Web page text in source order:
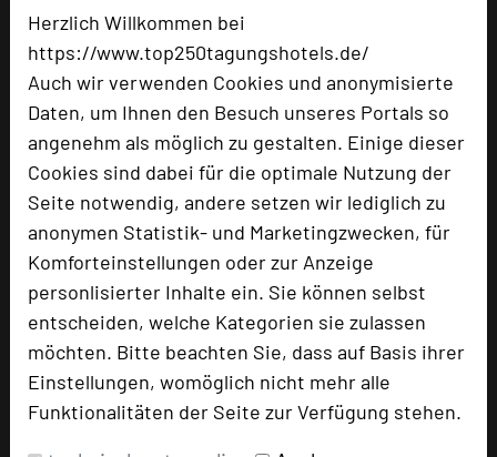
Herzlich Willkommen bei
https://www.top250tagungshotels.de/
Auch wir verwenden Cookies und anonymisierte
Daten, um Ihnen den Besuch unseres Portals so
angenehm als möglich zu gestalten. Einige dieser
Cookies sind dabei für die optimale Nutzung der
Seite notwendig, andere setzen wir lediglich zu
anonymen Statistik- und Marketingzwecken, für
Komforteinstellungen oder zur Anzeige
personlisierter Inhalte ein. Sie können selbst
entscheiden, welche Kategorien sie zulassen
möchten. Bitte beachten Sie, dass auf Basis ihrer
Einstellungen, womöglich nicht mehr alle
Funktionalitäten der Seite zur Verfügung stehen.
Parlamentbestuhlung
U-Form
Stuhlreihen
15
Raumhöhe
2,90 m
Tageslicht
ja
Klimaanlage
ja
Unser hinteres Kabinett mit Blick auf unseren
idyllischen Waldgarten besticht nicht nur durch
angenehmes Tageslicht, sondern auch durch
die Flexibilität, das Licht je nach Wunsch zu
dimmen oder ganz abzudunkeln. In diesem
Raum erwarten Sie moderne
Annehmlichkeiten, darunter ein 55-Zoll-